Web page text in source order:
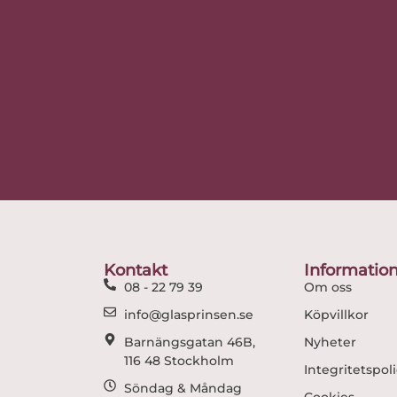
Kontakt
08 - 22 79 39
info@glasprinsen.se
Barnängsgatan 46B,
116 48 Stockholm
Söndag & Måndag
Om oss
Köpvillkor
Nyheter